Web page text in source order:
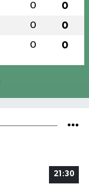
0 0
0 0
0 0
21:30